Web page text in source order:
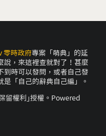
零時政府專案「萌典」的延
說，來這裡查就對了！甚麼
到時可以發問，或者自己發
「自己的辭典自己編」。
留權利｣授權。Powered